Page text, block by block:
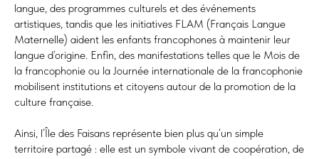
langue, des programmes culturels et des événements
artistiques, tandis que les initiatives FLAM (Français Langue
Maternelle) aident les enfants francophones à maintenir leur
langue d’origine. Enfin, des manifestations telles que le Mois de
la francophonie ou la Journée internationale de la francophonie
mobilisent institutions et citoyens autour de la promotion de la
culture française.
Ainsi, l’Île des Faisans représente bien plus qu’un simple
territoire partagé : elle est un symbole vivant de coopération, de